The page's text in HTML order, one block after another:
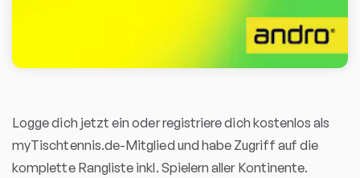
Logge dich jetzt ein oder registriere dich kostenlos als
myTischtennis.de-Mitglied und habe Zugriff auf die
komplette Rangliste inkl. Spielern aller Kontinente.